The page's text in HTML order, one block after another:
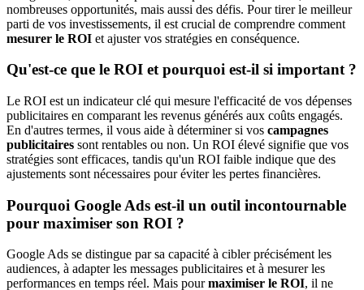
nombreuses opportunités, mais aussi des défis. Pour tirer le meilleur
parti de vos investissements, il est crucial de comprendre comment
mesurer le ROI et ajuster vos stratégies en conséquence.
Qu'est-ce que le ROI et pourquoi est-il si important ?
Le ROI est un indicateur clé qui mesure l'efficacité de vos dépenses
publicitaires en comparant les revenus générés aux coûts engagés.
En d'autres termes, il vous aide à déterminer si vos campagnes
publicitaires sont rentables ou non. Un ROI élevé signifie que vos
stratégies sont efficaces, tandis qu'un ROI faible indique que des
ajustements sont nécessaires pour éviter les pertes financières.
Pourquoi Google Ads est-il un outil incontournable
pour maximiser son ROI ?
Google Ads se distingue par sa capacité à cibler précisément les
audiences, à adapter les messages publicitaires et à mesurer les
performances en temps réel. Mais pourmaximiser le ROI, il ne